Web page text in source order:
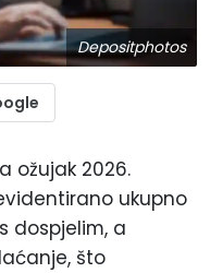
Depositphotos
ožujak 2026.
ukupno
dospjelim, a
što